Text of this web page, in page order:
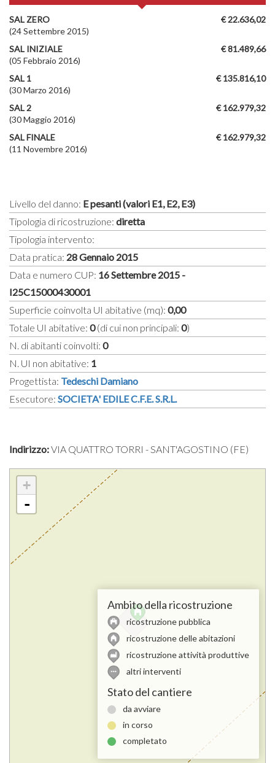
€ 22.636,02
SAL ZERO
(24 Settembre 2015)
€ 81.489,66
SAL INIZIALE
(05 Febbraio 2016)
€ 135.816,10
SAL 1
(30 Marzo 2016)
€ 162.979,32
SAL 2
(30 Maggio 2016)
€ 162.979,32
SAL FINALE
(11 Novembre 2016)
Livello del danno: E pesanti (valori E1, E2, E3)
Tipologia di ricostruzione: diretta
Tipologia intervento:
Data pratica: 28 Gennaio 2015
Data e numero CUP: 16 Settembre 2015 -
I25C15000430001
Superficie coinvolta UI abitative (mq): 0,00
Totale UI abitative: 0(di cui non principali: 0)
N. di abitanti coinvolti: 0
N. UI non abitative: 1
Progettista: Tedeschi Damiano
Esecutore: SOCIETA' EDILE C.F.E. S.R.L.
Indirizzo:VIA QUATTRO TORRI - SANT'AGOSTINO (FE)
+
-
Ambito della ricostruzione
ricostruzione pubblica
ricostruzione delle abitazioni
ricostruzione attività produttive
altri interventi
Stato del cantiere
da avviare
in corso
completato